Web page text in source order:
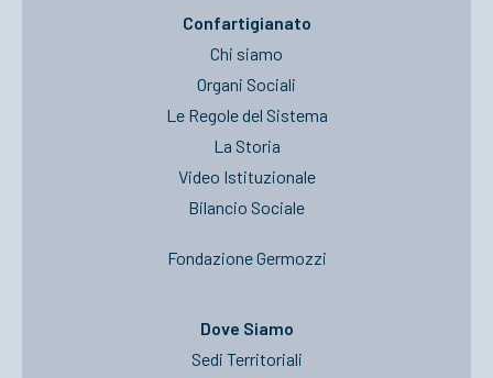
Confartigianato
Chi siamo
Organi Sociali
Le Regole del Sistema
La Storia
Video Istituzionale
Bilancio Sociale
Fondazione Germozzi
Dove Siamo
Sedi Territoriali